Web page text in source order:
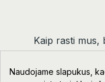
Kaip rasti mus,
Naudojame slapukus,